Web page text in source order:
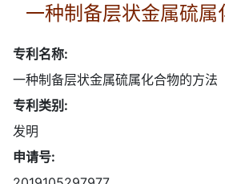
一种制备层状金属硫属
专利名称:
一种制备层状金属硫属化合物的方法
专利类别:
发明
申请号: